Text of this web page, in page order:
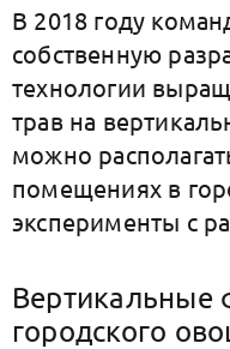
В 2018 году
собственную
технологии
трав на
можно
помещениях в
эксперименты с
городского